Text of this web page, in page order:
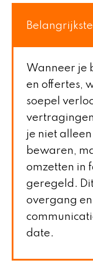
Wanneer je
en offertes,
soepel
je niet
bewaren,
omzetten in
geregeld.
overgang
date.